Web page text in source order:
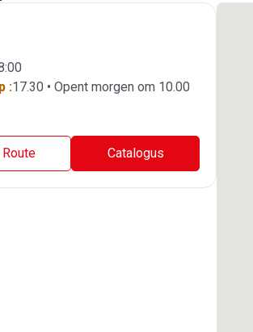
:17.30 • Opent morgen om 10.00
Route Catalogus